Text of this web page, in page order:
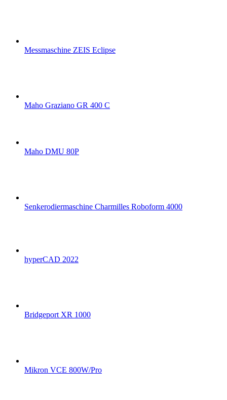
Messmaschine ZEIS Eclipse
Maho Graziano GR 400 C
Maho DMU 80P
Senkerodiermaschine Charmilles Roboform 4000
hyperCAD 2022
Bridgeport XR 1000
Mikron VCE 800W/Pro